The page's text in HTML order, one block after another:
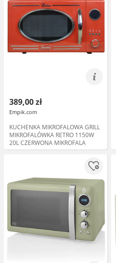
389,00 zł
Empik.com
KUCHENKA MIKROFALOWA GRILL
MIKROFALÓWKA RETRO 1150W
20L CZERWONA MIKROFALA